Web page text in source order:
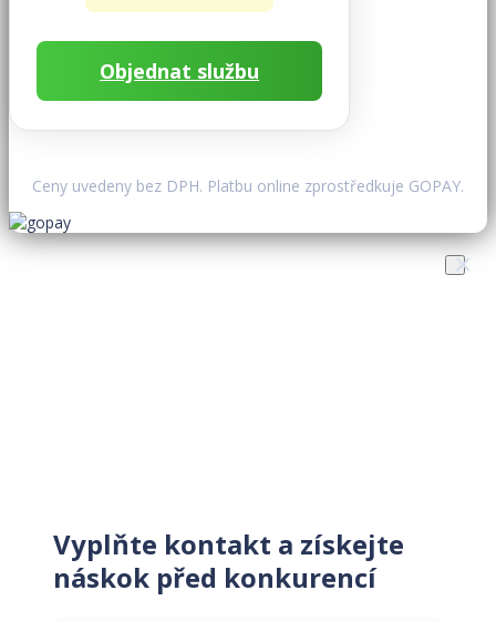
Objednat službu
Ceny uvedeny bez DPH. Platbu online zprostředkuje GOPAY.
Vyplňte kontakt a získejte
náskok před konkurencí
×